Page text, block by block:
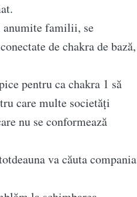
familii, se
de chakra de bază,
pentru ca chakra 1 să
care multe societăți
nu se conformează
va căuta compania